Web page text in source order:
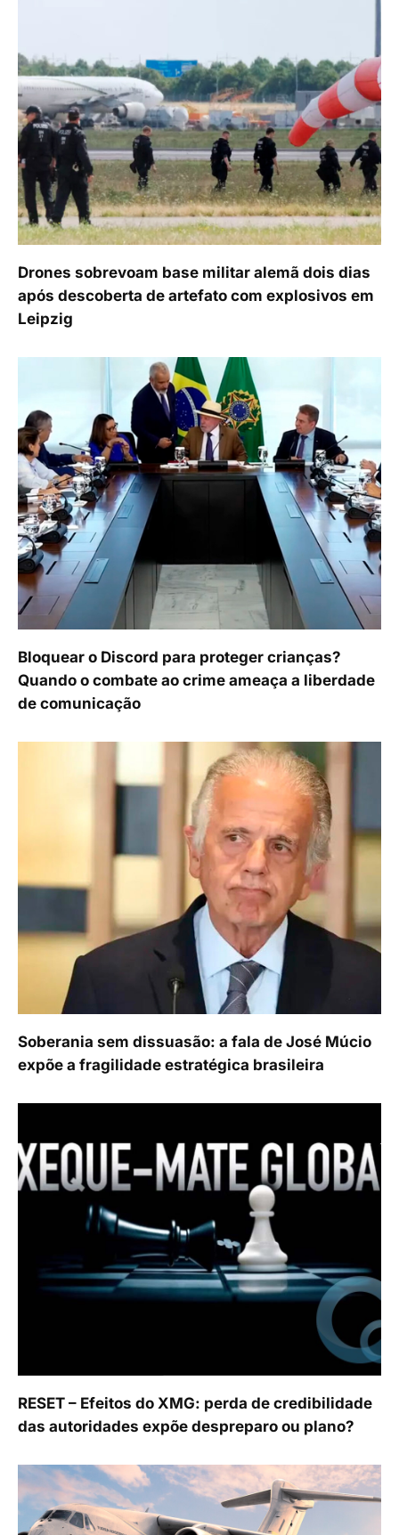
Drones sobrevoam base militar alemã dois dias
após descoberta de artefato com explosivos em
Leipzig
Bloquear o Discord para proteger crianças?
Quando o combate ao crime ameaça a liberdade
de comunicação
Soberania sem dissuasão: a fala de José Múcio
expõe a fragilidade estratégica brasileira
RESET – Efeitos do XMG: perda de credibilidade
das autoridades expõe despreparo ou plano?